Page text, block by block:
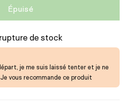
Épuisé
de stock
je me suis laissé tenter et je ne
vous recommande ce produit